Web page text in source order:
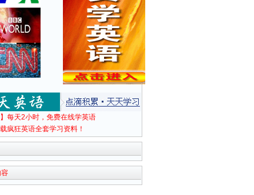
】每天2小时，免费在线学英语
疯狂英语全套学习资料！